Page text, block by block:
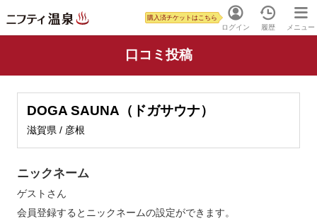
ログイン
購入済チケットはこちら
履歴 メニュー
口コミ投稿
DOGA SAUNA（ドガサウナ）
滋賀県 / 彦根
ニックネーム
ゲスト さん
会員登録するとニックネームの設定ができます。